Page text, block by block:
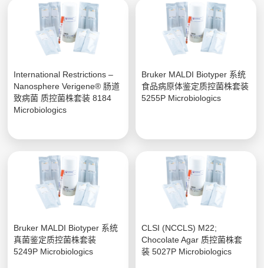
International Restrictions –
Nanosphere Verigene® 肠道
致病菌 质控菌株套装 8184
Microbiologics
Bruker MALDI Biotyper 系统
食品病原体鉴定质控菌株套装
5255P Microbiologics
Bruker MALDI Biotyper 系统
真菌鉴定质控菌株套装
5249P Microbiologics
CLSI (NCCLS) M22;
Chocolate Agar 质控菌株套
装 5027P Microbiologics